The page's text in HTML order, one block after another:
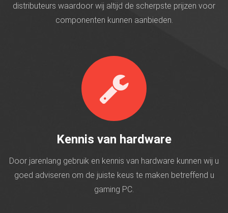
distributeurs waardoor wij altijd de scherpste prijzen voor
componenten kunnen aanbieden.
Kennis van hardware
Door jarenlang gebruik en kennis van hardware kunnen wij u
goed adviseren om de juiste keus te maken betreffend u
gaming PC.